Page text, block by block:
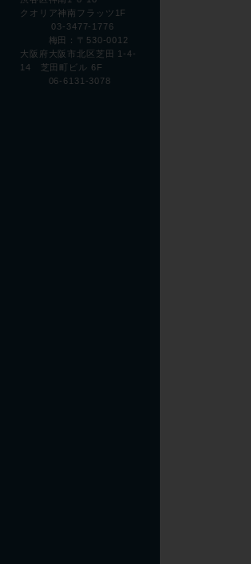
クオリア神南フラッツ1F
03-3477-1776
梅田：〒530-0012
大阪府大阪市北区芝田 1-4-
14 芝田町ビル 6F
06-6131-3078